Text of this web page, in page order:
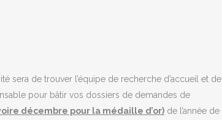
sera de trouver l’équipe de recherche d’accueil et de
pour bâtir vos dossiers de demandes de
décembre pour la médaille d’or) de l’année de